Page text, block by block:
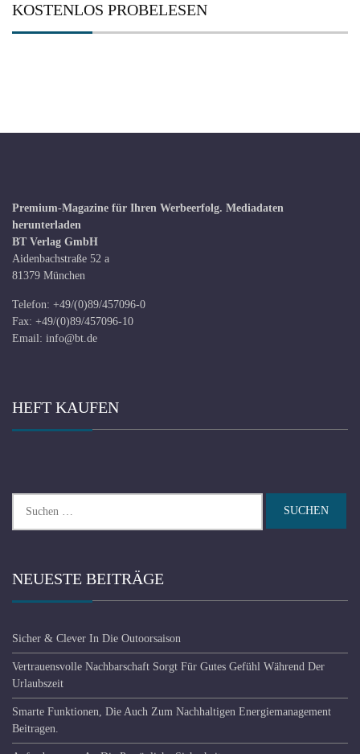
KOSTENLOS PROBELESEN
Premium-Magazine für Ihren Werbeerfolg. Mediadaten
herunterladen
BT Verlag GmbH
Aidenbachstraße 52 a
81379 München
Telefon: +49/(0)89/457096-0
Fax: +49/(0)89/457096-10
Email: info@bt.de
HEFT KAUFEN
Suchen
NEUESTE BEITRÄGE
Sicher & Clever In Die Outoorsaison
Vertrauensvolle Nachbarschaft Sorgt Für Gutes Gefühl Während Der
Urlaubszeit
Smarte Funktionen, Die Auch Zum Nachhaltigen Energiemanagement
Beitragen.